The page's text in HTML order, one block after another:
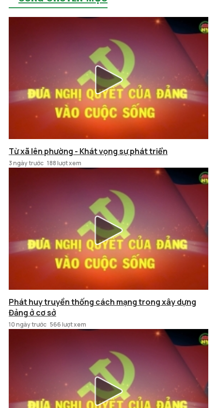
Từ xã lên phường - Khát vọng sự phát triển
3 ngày trước 188 lượt xem
Phát huy truyền thống cách mạng trong xây dựng
Đảng ở cơ sở
10 ngày trước 566 lượt xem